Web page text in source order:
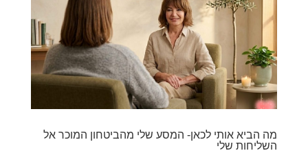
מה הביא אותי לכאן- המסע שלי מהביטחון המוכר אל
השליחות שלי